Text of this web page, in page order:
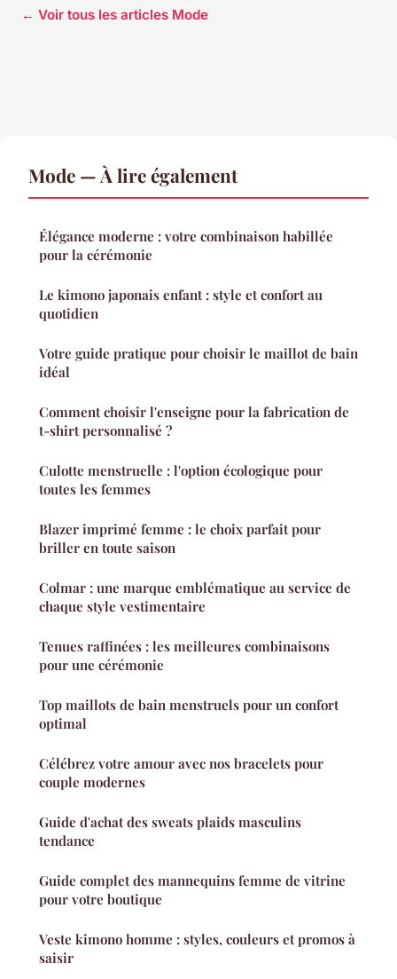
← Voir tous les articles Mode
Mode — À lire également
Élégance moderne : votre combinaison habillée
pour la cérémonie
Le kimono japonais enfant : style et confort au
quotidien
Votre guide pratique pour choisir le maillot de bain
idéal
Comment choisir l'enseigne pour la fabrication de
t-shirt personnalisé ?
Culotte menstruelle : l'option écologique pour
toutes les femmes
Blazer imprimé femme : le choix parfait pour
briller en toute saison
Colmar : une marque emblématique au service de
chaque style vestimentaire
Tenues raffinées : les meilleures combinaisons
pour une cérémonie
Top maillots de bain menstruels pour un confort
optimal
Célébrez votre amour avec nos bracelets pour
couple modernes
Guide d'achat des sweats plaids masculins
tendance
Guide complet des mannequins femme de vitrine
pour votre boutique
Veste kimono homme : styles, couleurs et promos à
saisir